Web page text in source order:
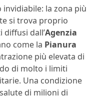
invidiabile: la zona più
si trova proprio
diffusi dall’Agenzia
come la Pianura
più elevata di
di molto i limiti
Una condizione
di milioni di